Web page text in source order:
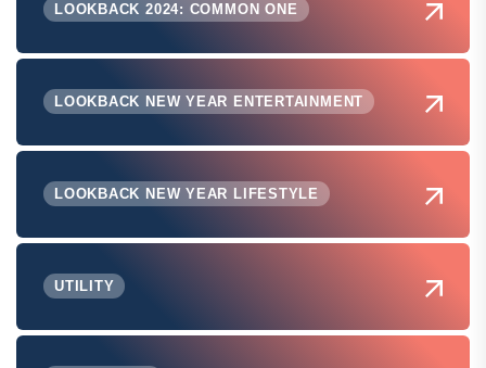
LOOKBACK 2024: COMMON ONE
LOOKBACK NEW YEAR ENTERTAINMENT
LOOKBACK NEW YEAR LIFESTYLE
UTILITY